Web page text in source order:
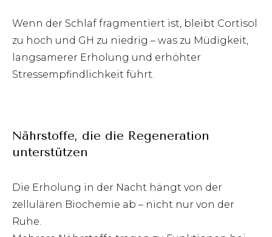
Wenn der Schlaf fragmentiert ist, bleibt Cortisol
zu hoch und GH zu niedrig – was zu Müdigkeit,
langsamerer Erholung und erhöhter
Stressempfindlichkeit führt.
Nährstoffe, die die Regeneration
unterstützen
Die Erholung in der Nacht hängt von der
zellulären Biochemie ab – nicht nur von der
Ruhe.